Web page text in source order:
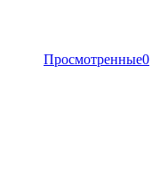
Просмотренные0